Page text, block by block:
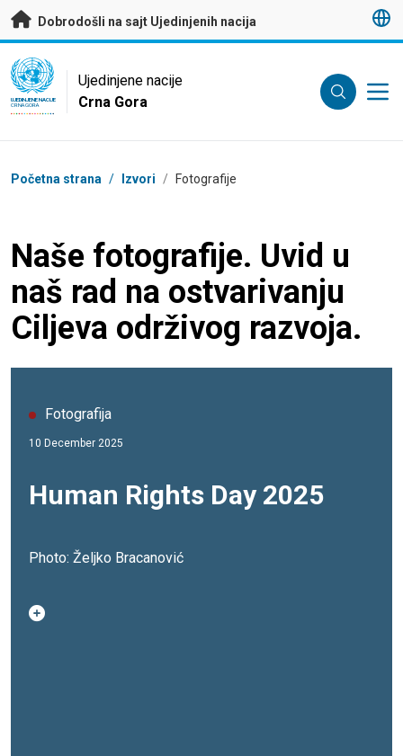
pređi na glavni meni
Dobrodošli na sajt Ujedinjenih nacija
UN Logo
UJEDINJENE NACIJE
CRNA GORA
Ujedinjene nacije
Crna Gora
Breadcrumb
Početna strana / Izvori / Fotografije
Naše fotografije. Uvid u
naš rad na ostvarivanju
Ciljeva održivog razvoja.
Fotografija
10 December 2025
Human Rights Day 2025
Photo: Željko Bracanović